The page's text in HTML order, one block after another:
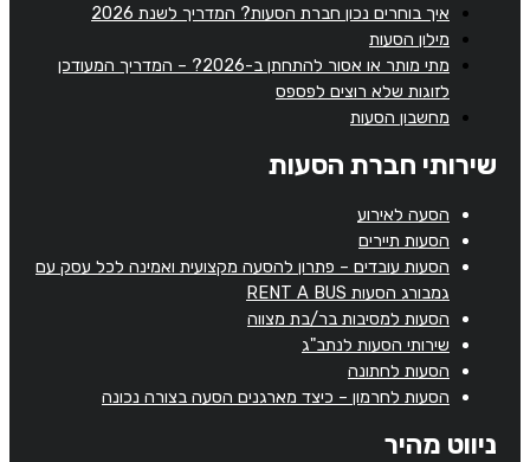
איך בוחרים נכון חברת הסעות? המדריך לשנת 2026
מילון הסעות
מתי מותר או אסור להתחתן ב-2026? – המדריך המעודכן
לזוגות שלא רוצים לפספס
מחשבון הסעות
שירותי חברת הסעות
הסעה לאירוע
הסעות תיירים
הסעות עובדים – פתרון להסעה מקצועית ואמינה לכל עסק עם
גמבורג הסעות RENT A BUS
הסעות למסיבות בר/בת מצווה
שירותי הסעות לנתב"ג
הסעות לחתונה
הסעות לחרמון – כיצד מארגנים הסעה בצורה נכונה
ניווט מהיר